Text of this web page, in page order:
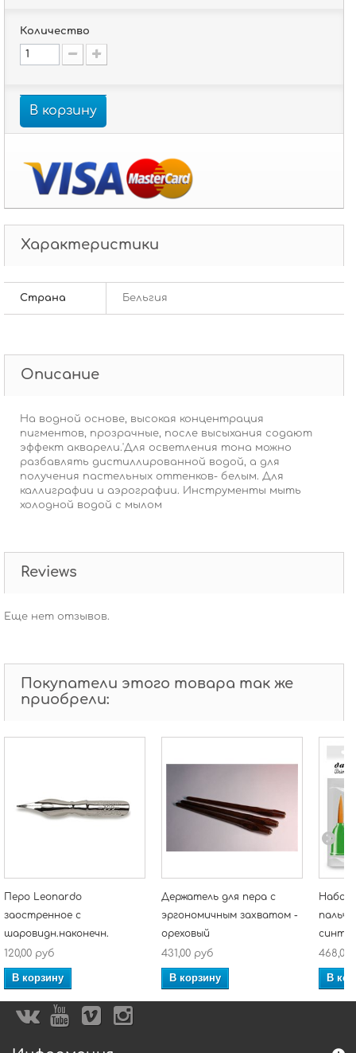
Количество
В корзину
Характеристики
Страна Бельгия
Описание
На водной основе, высокая концентрация
пигментов, прозрачные, после высыхания содают
эффект акварели.'Для осветления тона можно
разбавлять дистиллированной водой, а для
получения пастельных оттенков- белым. Для
каллиграфии и аэрографии. Инструменты мыть
холодной водой с мылом
Reviews
Еще нет отзывов.
Покупатели этого товара так же
приобрели:
Перо Leonardo
заостренное с
шаровидн.наконечн.
120,00 руб
В корзину
Держатель для пера с
эргономичным захватом -
ореховый
431,00 руб
В корзину
Набор
468,00
В